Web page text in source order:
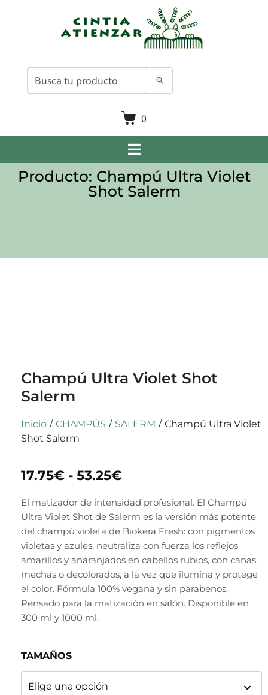
0
Producto: Champú Ultra Violet
Shot Salerm
Champú Ultra Violet Shot
Salerm
Inicio / CHAMPÚS / SALERM / Champú Ultra Violet
Shot Salerm
17.75€ - 53.25€
El matizador de intensidad profesional. El Champú
Ultra Violet Shot de Salerm es la versión más potente
del champú violeta de Biokera Fresh: con pigmentos
violetas y azules, neutraliza con fuerza los reflejos
amarillos y anaranjados en cabellos rubios, con canas,
mechas o decolorados, a la vez que ilumina y protege
el color. Fórmula 100% vegana y sin parabenos.
Pensado para la matización en salón. Disponible en
300 ml y 1000 ml.
TAMAÑOS